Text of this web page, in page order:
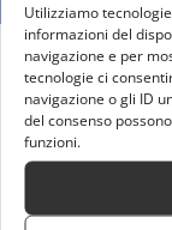
Utilizziamo
informazioni del
navigazione e per
tecnologie ci
navigazione o gli ID
del consenso
funzioni.
Home
I calciatori
calcio milanese